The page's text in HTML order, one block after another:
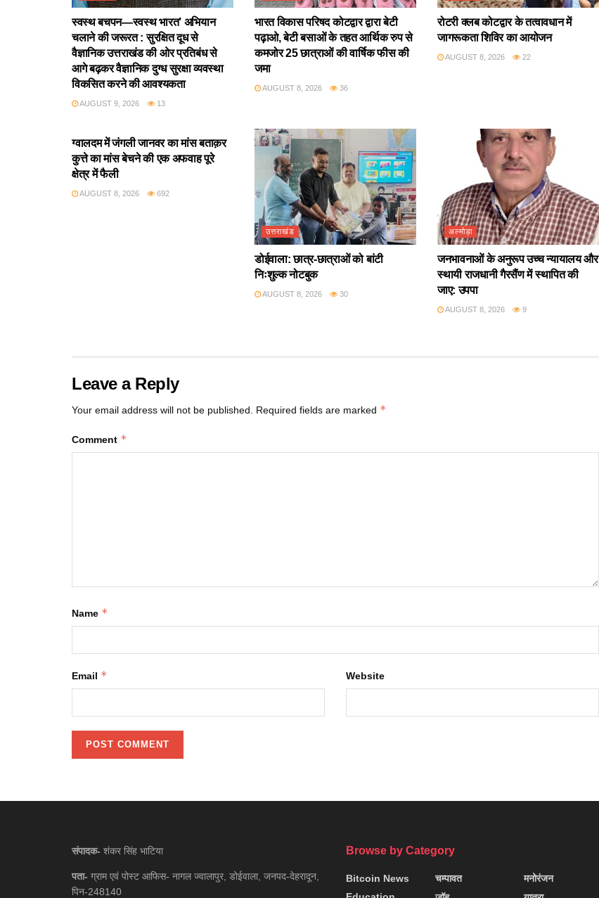
स्वस्थ बचपन—स्वस्थ भारत’ अभियान
चलाने की जरूरत : सुरक्षित दूध से
वैज्ञानिक उत्तराखंड की ओर प्रतिबंध से
आगे बढ़कर वैज्ञानिक दुग्ध सुरक्षा व्यवस्था
विकसित करने की आवश्यकता
AUGUST 9, 2026 13
भारत विकास परिषद कोटद्वार द्वारा बेटी
पढ़ाओ, बेटी बसाओं के तहत आर्थिक रुप से
कमजोर 25 छात्राओं की वार्षिक फीस की
जमा
AUGUST 8, 2026 36
रोटरी क्लब कोटद्वार के तत्वावधान में
जागरूकता शिविर का आयोजन
AUGUST 8, 2026 22
ग्वालदम में जंगली जानवर का मांस बताक़र
कुत्ते का मांस बेचने की एक अफवाह पूरे
क्षेत्र में फैली
AUGUST 8, 2026 692
उत्तराखंड
डोईवाला: छात्र-छात्राओं को बांटी
निःशुल्क नोटबुक
AUGUST 8, 2026 30
अल्मोड़ा
जनभावनाओं के अनुरूप उच्च न्यायालय और
स्थायी राजधानी गैरसैंण में स्थापित की
जाए: उपपा
AUGUST 8, 2026 9
Leave a Reply
Your email address will not be published. Required fields are marked *
Comment *
Name *
Email * Website
संपादक- शंकर सिंह भाटिया
पता- ग्राम एवं पोस्ट आफिस- नागल ज्वालापुर, डोईवाला, जनपद-देहरादून,
पिन-248140
Browse by Category
Bitcoin News
चम्पावत
मनोरंजन